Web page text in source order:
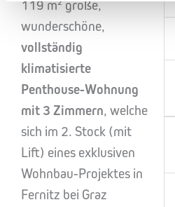
119 m² große,
wunderschöne,
vollständig
klimatisierte
Penthouse-Wohnung
mit 3 Zimmern, welche
sich im 2. Stock (mit
Lift) eines exklusiven
Wohnbau-Projektes in
Fernitz bei Graz